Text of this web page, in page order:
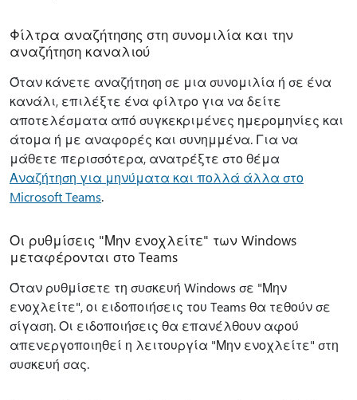
Φίλτρα αναζήτησης στη συνομιλία και την
αναζήτηση καναλιού
Όταν κάνετε αναζήτηση σε μια συνομιλία ή σε ένα
κανάλι, επιλέξτε ένα φίλτρο για να δείτε
αποτελέσματα από συγκεκριμένες ημερομηνίες και
άτομα ή με αναφορές και συνημμένα. Για να
μάθετε περισσότερα, ανατρέξτε στο θέμα
Αναζήτηση για μηνύματα και πολλά άλλα στο
Microsoft Teams.
Οι ρυθμίσεις "Μην ενοχλείτε" των Windows
μεταφέρονται στο Teams
Όταν ρυθμίσετε τη συσκευή Windows σε "Μην
ενοχλείτε", οι ειδοποιήσεις του Teams θα τεθούν σε
σίγαση. Οι ειδοποιήσεις θα επανέλθουν αφού
απενεργοποιηθεί η λειτουργία "Μην ενοχλείτε" στη
συσκευή σας.